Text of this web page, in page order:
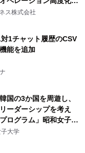
証を開始
ス株式会社
1チャット履歴のCSV
能を追加
国の3か国を周遊し、
ーダーシップを考え
ログラム」昭和女子大
大学